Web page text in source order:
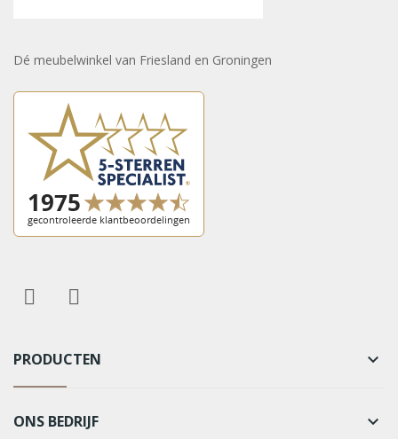
Dé meubelwinkel van Friesland en Groningen
PRODUCTEN keyboard_arrow_down
ONS BEDRIJF keyboard_arrow_down